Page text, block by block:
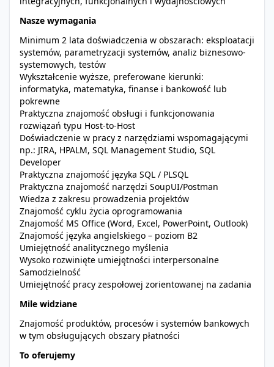
Nasze wymagania
Minimum 2 lata doświadczenia w obszarach: eksploatacji
systemów, parametryzacji systemów, analiz biznesowo-
systemowych, testów
Wykształcenie wyższe, preferowane kierunki:
informatyka, matematyka, finanse i bankowość lub
pokrewne
Praktyczna znajomość obsługi i funkcjonowania
rozwiązań typu Host-to-Host
Doświadczenie w pracy z narzędziami wspomagającymi
np.: JIRA, HPALM, SQL Management Studio, SQL
Developer
Praktyczna znajomość języka SQL / PLSQL
Praktyczna znajomość narzędzi SoupUI/Postman
Wiedza z zakresu prowadzenia projektów
Znajomość cyklu życia oprogramowania
Znajomość MS Office (Word, Excel, PowerPoint, Outlook)
Znajomość języka angielskiego – poziom B2
Umiejętność analitycznego myślenia
Wysoko rozwinięte umiejętności interpersonalne
Samodzielność
Umiejętność pracy zespołowej zorientowanej na zadania
Mile widziane
Znajomość produktów, procesów i systemów bankowych
w tym obsługujących obszary płatności
To oferujemy